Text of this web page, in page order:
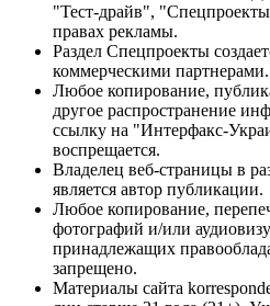
"Тест-драйв",
правах рекламы.
Раздел Спецпроекты
коммерческими партнерами.
Любое копирование,
другое распространение
ссылку на "Интерфакс-
воспрещается.
Владелец веб-страницы в
является автор публикации.
Любое копирование,
фотографий и/или
принадлежащих
запрещено.
Материалы сайта